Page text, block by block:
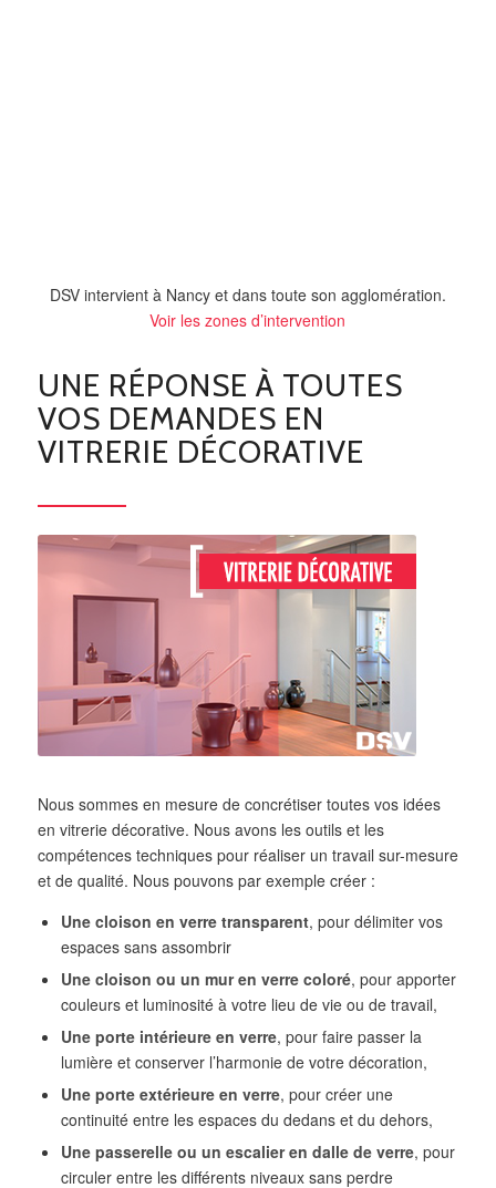
DSV intervient à Nancy et dans toute son agglomération.
Voir les zones d’intervention
UNE RÉPONSE À TOUTES
VOS DEMANDES EN
VITRERIE DÉCORATIVE
Nous sommes en mesure de concrétiser toutes vos idées
en vitrerie décorative. Nous avons les outils et les
compétences techniques pour réaliser un travail sur-mesure
et de qualité. Nous pouvons par exemple créer :
Une cloison en verre transparent, pour délimiter vos
espaces sans assombrir
Une cloison ou un mur en verre coloré, pour apporter
couleurs et luminosité à votre lieu de vie ou de travail,
Une porte intérieure en verre, pour faire passer la
lumière et conserver l’harmonie de votre décoration,
Une porte extérieure en verre, pour créer une
continuité entre les espaces du dedans et du dehors,
Une passerelle ou un escalier en dalle de verre, pour
circuler entre les différents niveaux sans perdre